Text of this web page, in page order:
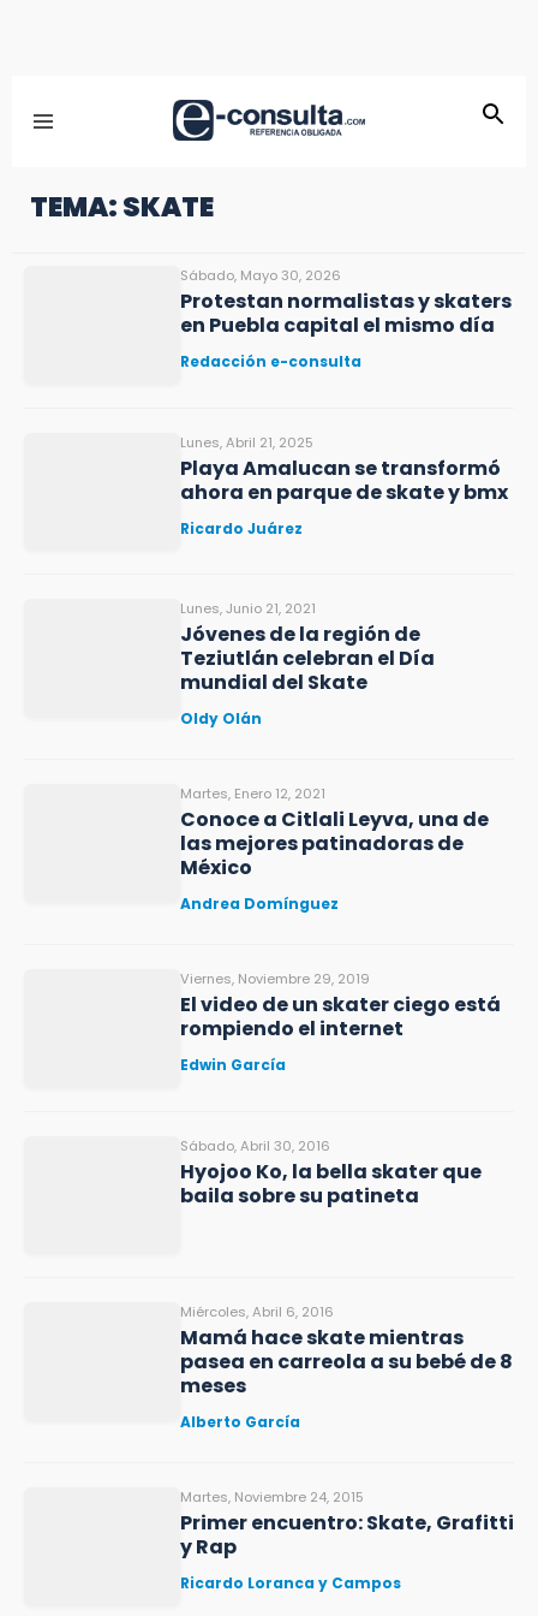
TEMA: SKATE
Sábado, Mayo 30, 2026
Protestan normalistas y skaters
en Puebla capital el mismo día
Redacción e-consulta
Lunes, Abril 21, 2025
Playa Amalucan se transformó
ahora en parque de skate y bmx
Ricardo Juárez
Lunes, Junio 21, 2021
Jóvenes de la región de
Teziutlán celebran el Día
mundial del Skate
Oldy Olán
Martes, Enero 12, 2021
Conoce a Citlali Leyva, una de
las mejores patinadoras de
México
Andrea Domínguez
Viernes, Noviembre 29, 2019
El video de un skater ciego está
rompiendo el internet
Edwin García
Sábado, Abril 30, 2016
Hyojoo Ko, la bella skater que
baila sobre su patineta
Miércoles, Abril 6, 2016
Mamá hace skate mientras
pasea en carreola a su bebé de 8
meses
Alberto García
Martes, Noviembre 24, 2015
Primer encuentro: Skate, Grafitti
y Rap
Ricardo Loranca y Campos